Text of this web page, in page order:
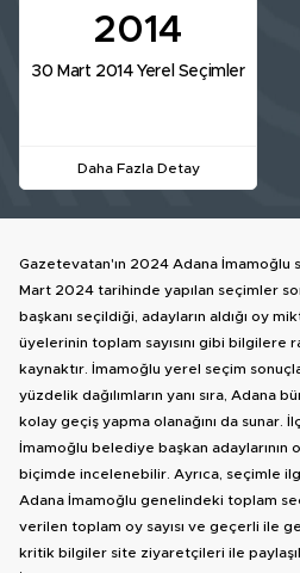
2014
30 Mart 2014 Yerel Seçimler
Daha Fazla Detay
Gazetevatan'ın 2024 Adana İmamoğlu
Mart 2024 tarihinde yapılan seçimler
başkanı seçildiği, adayların aldığı oy
üyelerinin toplam sayısını gibi bilgilere
kaynaktır. İmamoğlu yerel seçim
yüzdelik dağılımların yanı sıra, Adana
kolay geçiş yapma olanağını da sunar.
İmamoğlu belediye başkan adaylarının
biçimde incelenebilir. Ayrıca, seçimle
Adana İmamoğlu genelindeki toplam
verilen toplam oy sayısı ve geçerli ile
kritik bilgiler site ziyaretçileri ile